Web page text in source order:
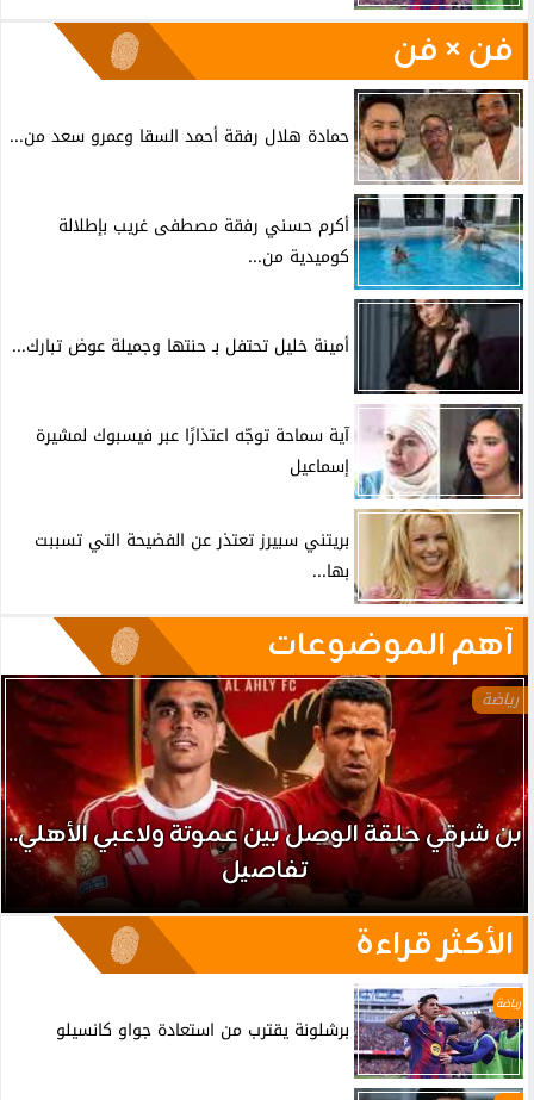
فن × فن
حمادة هلال رفقة أحمد السقا وعمرو سعد من...
أكرم حسني رفقة مصطفى غريب بإطلالة
كوميدية من...
أمينة خليل تحتفل بـ حنتها وجميلة عوض تبارك...
آية سماحة توجّه اعتذارًا عبر فيسبوك لمشيرة
إسماعيل
بريتني سبيرز تعتذر عن الفضيحة التي تسببت
بها...
آهم الموضوعات
رياضة
بن شرقي حلقة الوصل بين عموتة ولاعبي الأهلي..
تفاصيل
الأكثر قراءة
رياضة
برشلونة يقترب من استعادة جواو كانسيلو